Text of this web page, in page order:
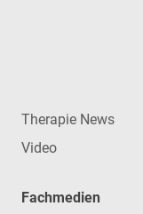
Therapie News
Video
Fachmedien